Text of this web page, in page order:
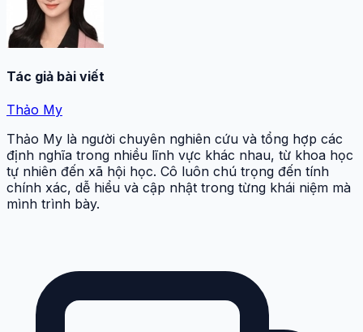
Tác giả bài viết
Thảo My
Thảo My là người chuyên nghiên cứu và tổng hợp các
định nghĩa trong nhiều lĩnh vực khác nhau, từ khoa học
tự nhiên đến xã hội học. Cô luôn chú trọng đến tính
chính xác, dễ hiểu và cập nhật trong từng khái niệm mà
mình trình bày.